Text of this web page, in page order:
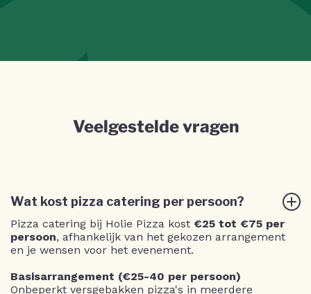
Veelgestelde vragen
Wat kost pizza catering per persoon?
Pizza catering bij Holie Pizza kost €25 tot €75 per
persoon, afhankelijk van het gekozen arrangement
en je wensen voor het evenement.
Basisarrangement (€25-40 per persoon)
Onbeperkt versgebakken pizza's in meerdere